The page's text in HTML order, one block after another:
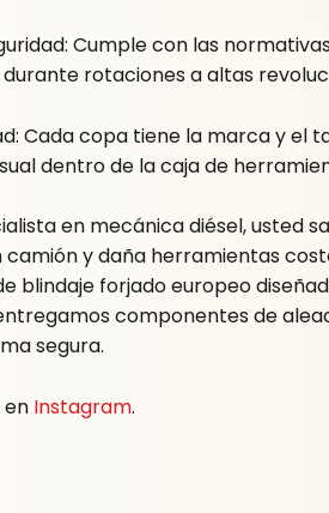
Cumple con las
rotaciones a altas
Cada copa tiene la marca y
dentro de la caja de
en mecánica diésel, usted
y daña herramientas
blindaje forjado europeo
componentes de
segura.
en Instagram.